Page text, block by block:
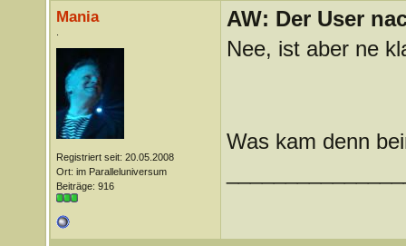
Mania
Registriert seit: 20.05.2008
Ort: im Paralleluniversum
Beiträge: 916
AW: Der User
Nee, ist aber ne
Was kam denn